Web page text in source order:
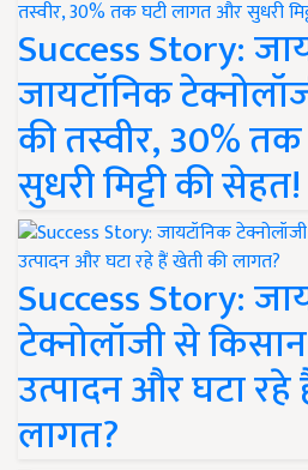
Success Story:
जायटॉनिक
की तस्वीर, 30%
सुधरी मिट्टी की सेहत!
Success Story:
टेक्नोलॉजी से
उत्पादन और घटा
लागत?